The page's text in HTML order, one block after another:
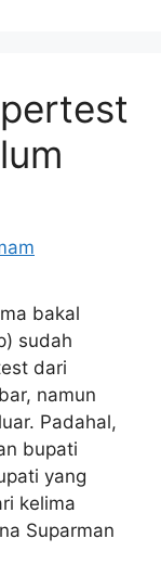
bakal
sudah
dari
namun
Padahal,
bupati
yang
kelima
Suparman